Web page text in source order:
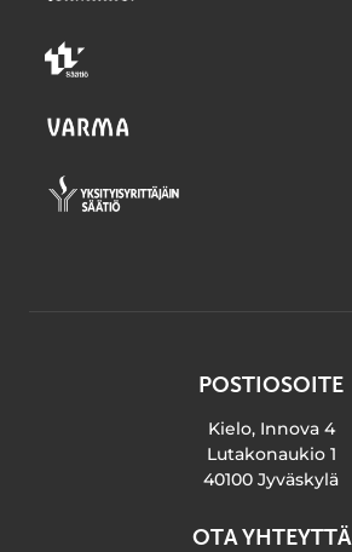
POSTIOSOITE
Kielo, Innova 4
Lutakonaukio 1
40100 Jyväskylä
OTA YHTEYTTÄ